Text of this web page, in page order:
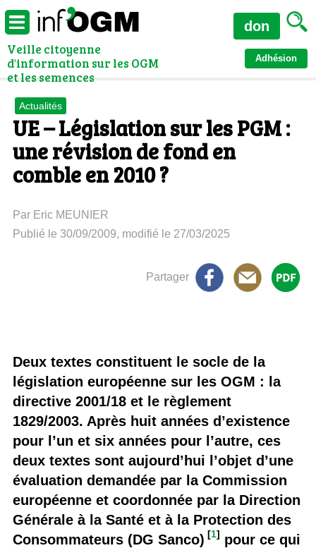
Veille citoyenne
d'information sur les OGM
et les semences
Adhésion
don
Actualités
UE – Législation sur les PGM :
une révision de fond en
comble en 2010 ?
Par Eric MEUNIER
Publié le 30/09/2009, modifié le 27/03/2025
Partager
Deux textes constituent le socle de la
législation européenne sur les OGM : la
directive 2001/18 et le règlement
1829/2003. Après huit années d’existence
pour l’un et six années pour l’autre, ces
deux textes sont aujourd’hui l’objet d’une
évaluation demandée par la Commission
européenne et coordonnée par la Direction
Générale à la Santé et à la Protection des
Consommateurs (DG Sanco) [1] pour ce qui